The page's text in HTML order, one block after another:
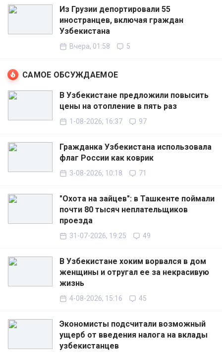
Из Грузии депортировали 55
иностранцев, включая граждан
Узбекистана
Вчера, 01:58 5
САМОЕ ОБСУЖДАЕМОЕ
В Узбекистане предложили повысить
цены на отопление в пять раз
1-08-2026, 16:37 97
Гражданка Узбекистана использовала
флаг России как коврик
3-08-2026, 10:18 71
"Охота на зайцев": в Ташкенте поймали
почти 80 тысяч неплательщиков
проезда
31-07-2026, 19:25 49
В Узбекистане хоким ворвался в дом
женщины и отругал ее за некрасивую
жизнь
4-08-2026, 15:16 45
Экономисты подсчитали возможный
ущерб от введения налога на вклады
узбекистанцев